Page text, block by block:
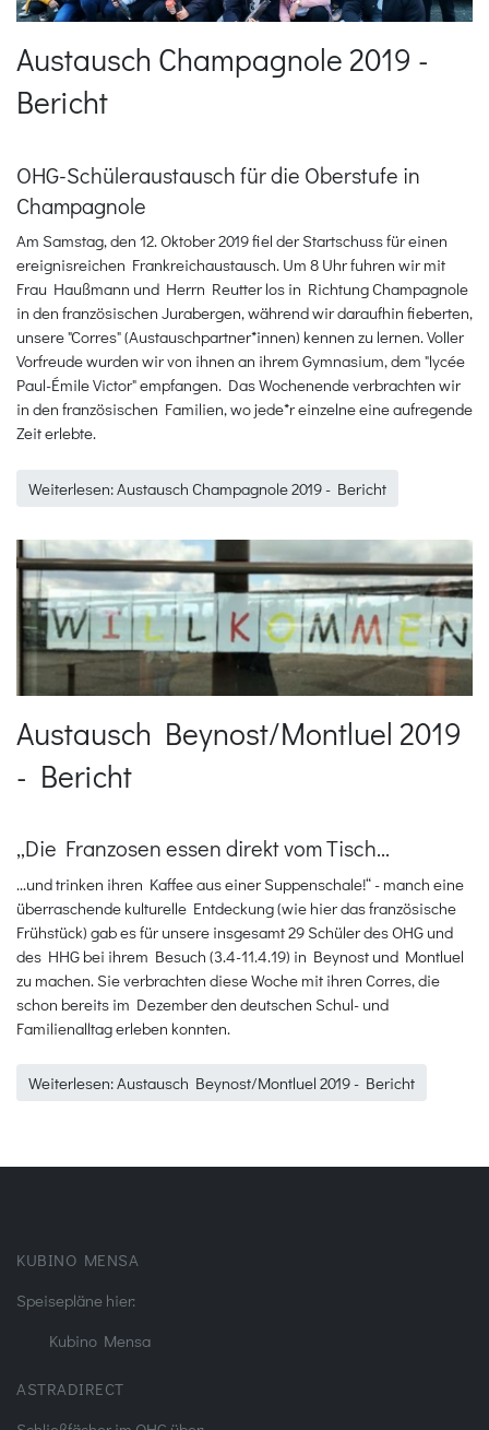
Austausch Champagnole 2019 -
Bericht
OHG-Schüleraustausch für die Oberstufe in
Champagnole
Am Samstag, den 12. Oktober 2019 fiel der Startschuss für einen
ereignisreichen Frankreichaustausch. Um 8 Uhr fuhren wir mit
Frau Haußmann und Herrn Reutter los in Richtung Champagnole
in den französischen Jurabergen, während wir daraufhin fieberten,
unsere "Corres" (Austauschpartner*innen) kennen zu lernen. Voller
Vorfreude wurden wir von ihnen an ihrem Gymnasium, dem "lycée
Paul-Émile Victor" empfangen. Das Wochenende verbrachten wir
in den französischen Familien, wo jede*r einzelne eine aufregende
Zeit erlebte.
Weiterlesen: Austausch Champagnole 2019 - Bericht
Austausch Beynost/Montluel 2019
- Bericht
„Die Franzosen essen direkt vom Tisch...
...und trinken ihren Kaffee aus einer Suppenschale!“ - manch eine
überraschende kulturelle Entdeckung (wie hier das französische
Frühstück) gab es für unsere insgesamt 29 Schüler des OHG und
des HHG bei ihrem Besuch (3.4-11.4.19) in Beynost und Montluel
zu machen. Sie verbrachten diese Woche mit ihren Corres, die
schon bereits im Dezember den deutschen Schul- und
Familienalltag erleben konnten.
Weiterlesen: Austausch Beynost/Montluel 2019 - Bericht
KUBINO MENSA
Speisepläne hier:
Kubino Mensa
ASTRADIRECT